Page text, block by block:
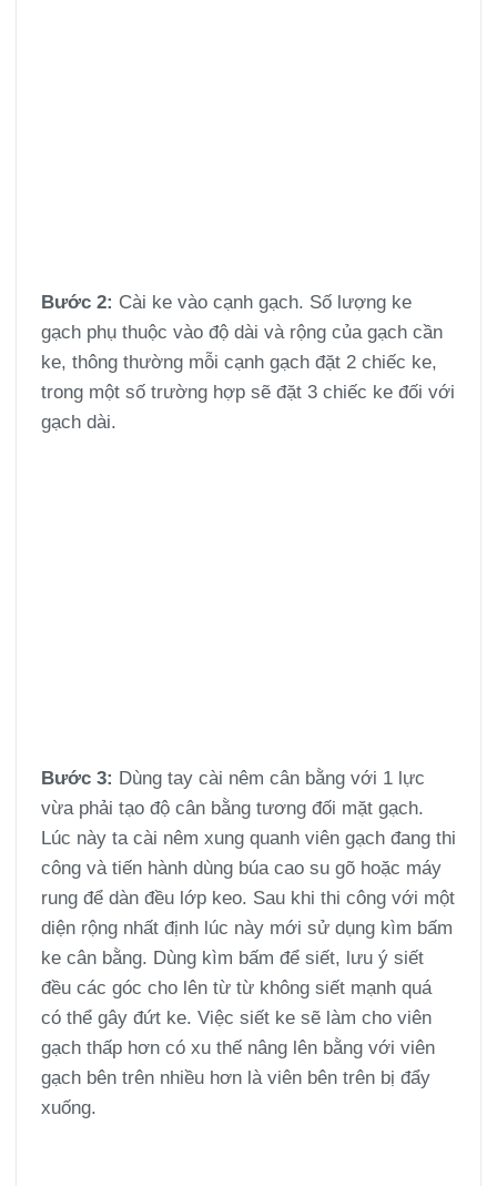
Bước 2: Cài ke vào cạnh gạch. Số lượng ke
gạch phụ thuộc vào độ dài và rộng của gạch cần
ke, thông thường mỗi cạnh gạch đặt 2 chiếc ke,
trong một số trường hợp sẽ đặt 3 chiếc ke đối với
gạch dài.
Bước 3: Dùng tay cài nêm cân bằng với 1 lực
vừa phải tạo độ cân bằng tương đối mặt gạch.
Lúc này ta cài nêm xung quanh viên gạch đang thi
công và tiến hành dùng búa cao su gõ hoặc máy
rung để dàn đều lớp keo. Sau khi thi công với một
diện rộng nhất định lúc này mới sử dụng kìm bấm
ke cân bằng. Dùng kìm bấm để siết, lưu ý siết
đều các góc cho lên từ từ không siết mạnh quá
có thể gây đứt ke. Việc siết ke sẽ làm cho viên
gạch thấp hơn có xu thế nâng lên bằng với viên
gạch bên trên nhiều hơn là viên bên trên bị đẩy
xuống.